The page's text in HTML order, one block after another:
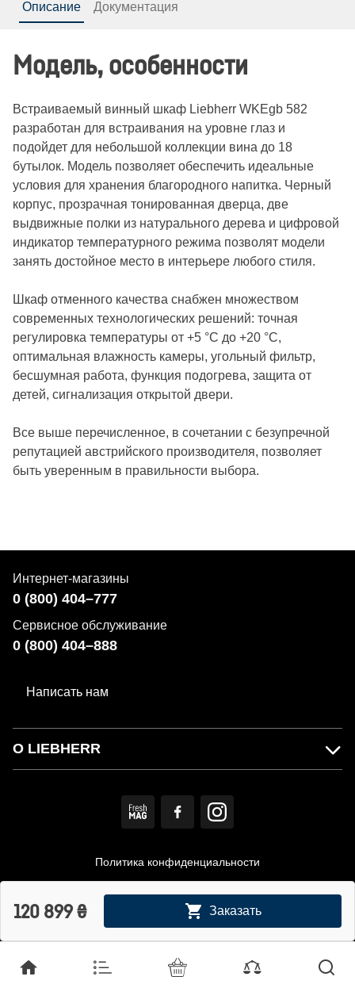
120 899₴ Заказать
Описание Документация
Модель, особенности
Встраиваемый винный шкаф Liebherr WKEgb 582
разработан для встраивания на уровне глаз и
подойдет для небольшой коллекции вина до 18
бутылок. Модель позволяет обеспечить идеальные
условия для хранения благородного напитка. Черный
корпус, прозрачная тонированная дверца, две
выдвижные полки из натурального дерева и цифровой
индикатор температурного режима позволят модели
занять достойное место в интерьере любого стиля.
Шкаф отменного качества снабжен множеством
современных технологических решений: точная
регулировка температуры от +5 °C до +20 °C,
оптимальная влажность камеры, угольный фильтр,
бесшумная работа, функция подогрева, защита от
детей, сигнализация открытой двери.
Все выше перечисленное, в сочетании с безупречной
репутацией австрийского производителя, позволяет
быть уверенным в правильности выбора.
Интернет-магазины
0 (800) 404–777
Сервисное обслуживание
0 (800) 404–888
Написать нам
О LIEBHERR
© MIRS. Официальный дистрибьютор LIEBHERR в Украине
Политика конфиденциальности